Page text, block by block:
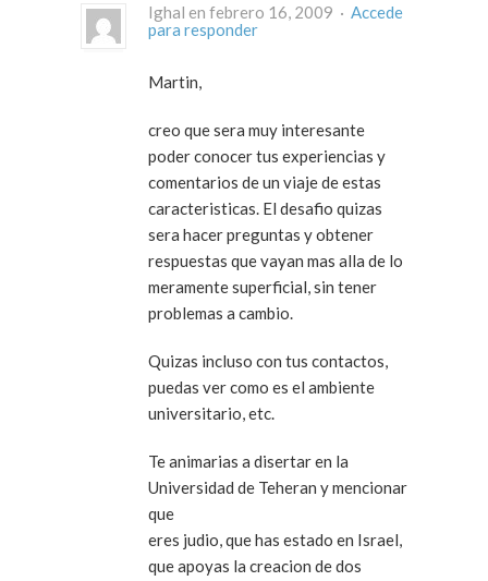
Ighal en febrero 16, 2009 · Accede
para responder
Martin,
creo que sera muy interesante
poder conocer tus experiencias y
comentarios de un viaje de estas
caracteristicas. El desafio quizas
sera hacer preguntas y obtener
respuestas que vayan mas alla de lo
meramente superficial, sin tener
problemas a cambio.
Quizas incluso con tus contactos,
puedas ver como es el ambiente
universitario, etc.
Te animarias a disertar en la
Universidad de Teheran y mencionar
que
eres judio, que has estado en Israel,
que apoyas la creacion de dos